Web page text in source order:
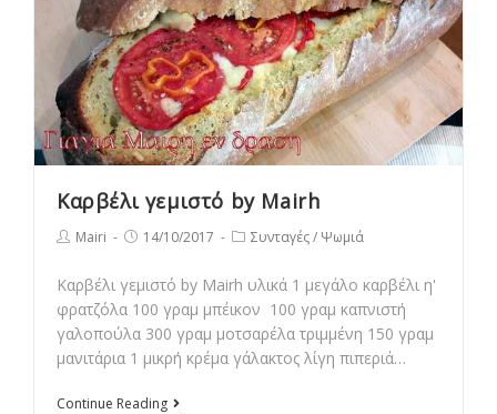
Καρβέλι γεμιστό by Mairh
PostMairi
Post14/10/2017
PostΣυνταγές/ Ψωμιά
Καρβέλι γεμιστό by Mairh υλικά 1 μεγάλο καρβέλι η'
φρατζόλα 100 γραμ μπέικον 100 γραμ καπνιστή
γαλοπούλα 300 γραμ µοτσαρέλα τριμμένη 150 γραμ
μανιτάρια 1 μικρή κρέμα γάλακτος λίγη πιπεριά…
Continue Reading Καρβέλι